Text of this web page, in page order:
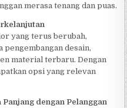
merasa tenang dan puas.
yang terus berubah,
pengembangan desain,
material terbaru. Dengan
opsi yang relevan
dengan Pelanggan